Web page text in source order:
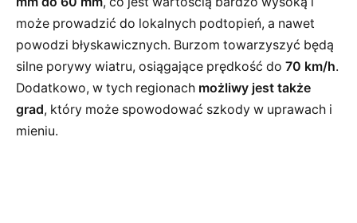
może prowadzić do lokalnych podtopień, a nawet
powodzi błyskawicznych. Burzom towarzyszyć będą
silne porywy wiatru, osiągające prędkość do 70 km/h.
Dodatkowo, w tych regionach możliwy jest także
grad, który może spowodować szkody w uprawach i
mieniu.